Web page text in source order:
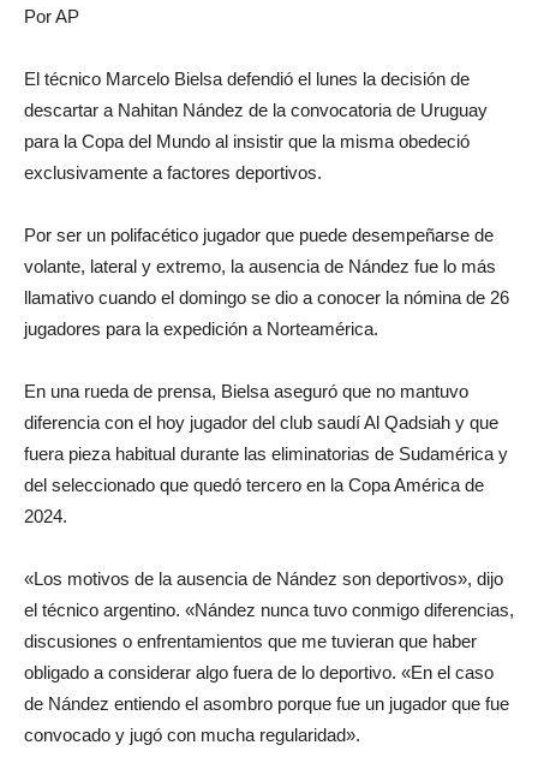
Por AP
El técnico Marcelo Bielsa defendió el lunes la decisión de
descartar a Nahitan Nández de la convocatoria de Uruguay
para la Copa del Mundo al insistir que la misma obedeció
exclusivamente a factores deportivos.
Por ser un polifacético jugador que puede desempeñarse de
volante, lateral y extremo, la ausencia de Nández fue lo más
llamativo cuando el domingo se dio a conocer la nómina de 26
jugadores para la expedición a Norteamérica.
En una rueda de prensa, Bielsa aseguró que no mantuvo
diferencia con el hoy jugador del club saudí Al Qadsiah y que
fuera pieza habitual durante las eliminatorias de Sudamérica y
del seleccionado que quedó tercero en la Copa América de
2024.
«Los motivos de la ausencia de Nández son deportivos», dijo
el técnico argentino. «Nández nunca tuvo conmigo diferencias,
discusiones o enfrentamientos que me tuvieran que haber
obligado a considerar algo fuera de lo deportivo. «En el caso
de Nández entiendo el asombro porque fue un jugador que fue
convocado y jugó con mucha regularidad».